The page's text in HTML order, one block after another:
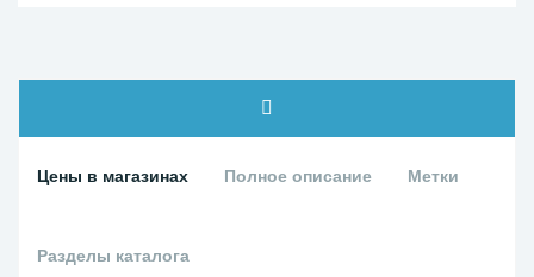
Цены в магазинах Полное описание Метки
Разделы каталога